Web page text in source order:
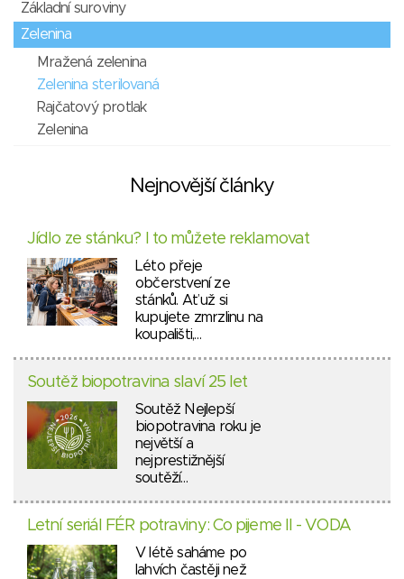
Základní suroviny
Zelenina
Mražená zelenina
Zelenina sterilovaná
Rajčatový protlak
Zelenina
Nejnovější články
Jídlo ze stánku? I to můžete reklamovat
Léto přeje
občerstvení ze
stánků. Ať už si
kupujete zmrzlinu na
koupališti,…
Soutěž biopotravina slaví 25 let
Soutěž Nejlepší
biopotravina roku je
největší a
nejprestižnější
soutěží…
Letní seriál FÉR potraviny: Co pijeme II - VODA
V létě saháme po
lahvích častěji než